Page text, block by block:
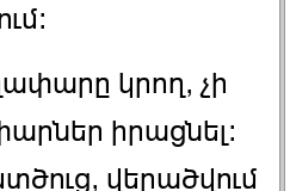
կրող, չի
իրացնել:
վերածվում